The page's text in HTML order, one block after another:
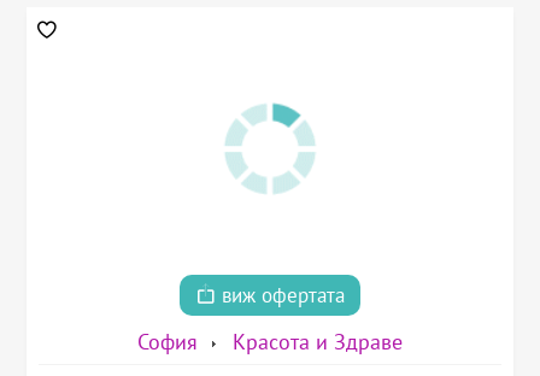
виж офертата
София Красота и Здраве